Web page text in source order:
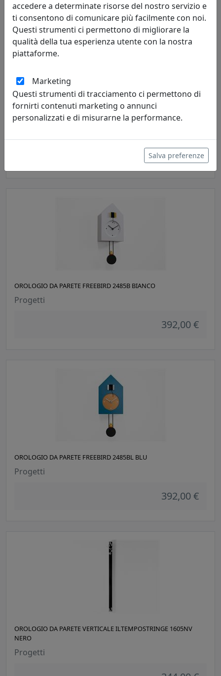
OROLOGIO DA PARETE FREEBIRD 2488B BIANCO
392,00 €
OROLOGIO DA PARETE FREEBIRD 2485B BIANCO
Progetti
392,00 €
OROLOGIO DA PARETE FREEBIRD 2485BL BLU
Progetti
392,00 €
OROLOGIO DA PARETE VERTICALE ILTEMPOSTRINGE 1605NV
NERO
Progetti
accedere a determinate risorse del nostro servizio e
ti consentono di comunicare più facilmente con noi.
Questi strumenti ci permettono di migliorare la
qualità della tua esperienza utente con la nostra
piattaforme.
Marketing
Questi strumenti di tracciamento ci permettono di
fornirti contenuti marketing o annunci
personalizzati e di misurarne la performance.
Salva preferenze